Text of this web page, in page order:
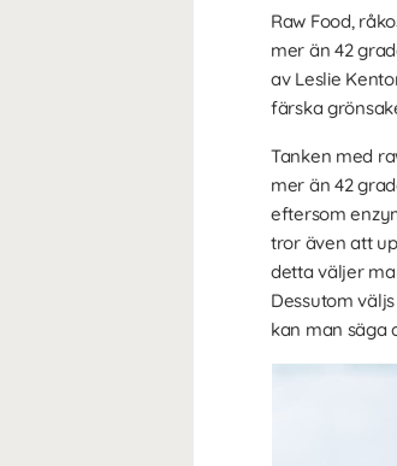
Raw Food,
mer än 42
av Leslie
färska
Tanken med
mer än 42
eftersom
tror även att
detta väljer
Dessutom
kan man säga